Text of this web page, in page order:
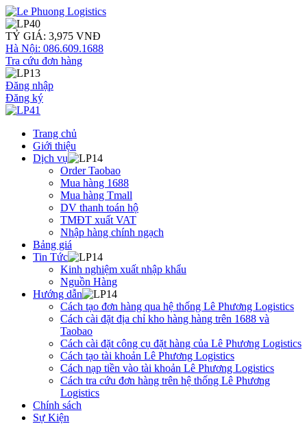
TỶ GIÁ: 3,975 VNĐ
Hà Nội: 086.609.1688
Tra cứu đơn hàng
Đăng nhập
Đăng ký
Trang chủ
Giới thiệu
Dịch vụ
Order Taobao
Mua hàng 1688
Mua hàng Tmall
DV thanh toán hộ
TMĐT xuất VAT
Nhập hàng chính ngạch
Bảng giá
Tin Tức
Kinh nghiệm xuất nhập khẩu
Nguồn Hàng
Hướng dẫn
Cách tạo đơn hàng qua hệ thống Lê Phương Logistics
Cách cài đặt địa chỉ kho hàng hàng trên 1688 và
Taobao
Cách cài đặt công cụ đặt hàng của Lê Phương Logistics
Cách tạo tài khoản Lê Phương Logistics
Cách nạp tiền vào tài khoản Lê Phương Logistics
Cách tra cứu đơn hàng trên hệ thống Lê Phương
Logistics
Chính sách
Sự Kiện